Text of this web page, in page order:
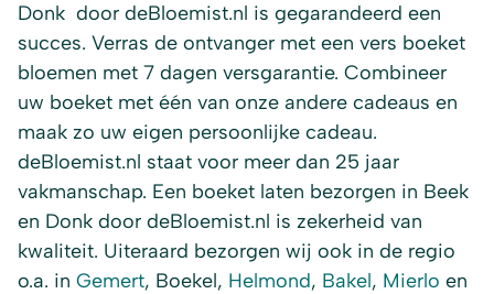
Donk door deBloemist.nl is gegarandeerd een
succes. Verras de ontvanger met een vers boeket
bloemen met 7 dagen versgarantie. Combineer
uw boeket met één van onze andere cadeaus en
maak zo uw eigen persoonlijke cadeau.
deBloemist.nl staat voor meer dan 25 jaar
vakmanschap. Een boeket laten bezorgen in Beek
en Donk door deBloemist.nl is zekerheid van
kwaliteit. Uiteraard bezorgen wij ook in de regio
o.a. in Gemert, Boekel, Helmond, Bakel, Mierlo en